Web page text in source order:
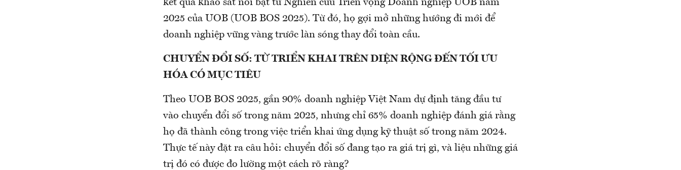
kết quả khảo sát nổi bật từ Nghiên cứu Triển vọng Doanh nghiệp UOB năm
2025 của UOB (UOB BOS 2025). Từ đó, họ gợi mở những hướng đi mới để
doanh nghiệp vững vàng trước làn sóng thay đổi toàn cầu.
CHUYỂN ĐỔI SỐ: TỪ TRIỂN KHAI TRÊN DIỆN RỘNG ĐẾN TỐI ƯU
HÓA CÓ MỤC TIÊU
Theo UOB BOS 2025, gần 90% doanh nghiệp Việt Nam dự định tăng đầu tư
vào chuyển đổi số trong năm 2025, nhưng chỉ 65% doanh nghiệp đánh giá rằng
họ đã thành công trong việc triển khai ứng dụng kỹ thuật số trong năm 2024.
Thực tế này đặt ra câu hỏi: chuyển đổi số đang tạo ra giá trị gì, và liệu những giá
trị đó có được đo lường một cách rõ ràng?